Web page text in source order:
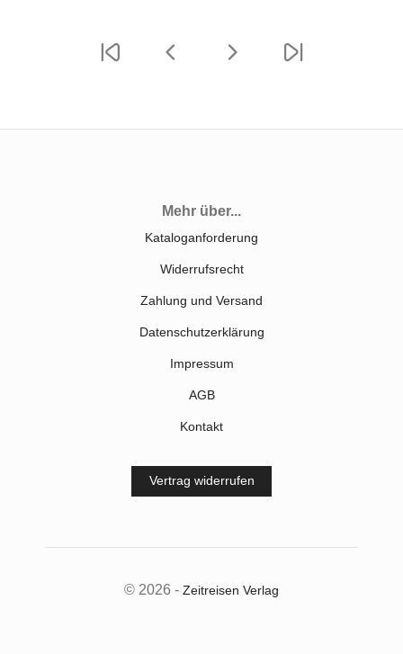
Mehr über...
Kataloganforderung
Widerrufsrecht
Zahlung und Versand
Datenschutzerklärung
Impressum
AGB
Kontakt
Vertrag widerrufen
© 2026 - Zeitreisen Verlag